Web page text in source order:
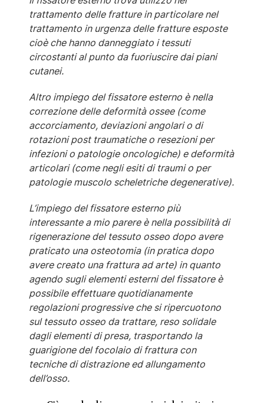
trattamento delle fratture in particolare nel
trattamento in urgenza delle fratture esposte
cioè che hanno danneggiato i tessuti
circostanti al punto da fuoriuscire dai piani
cutanei.
Altro impiego del fissatore esterno è nella
correzione delle deformità ossee (come
accorciamento, deviazioni angolari o di
rotazioni post traumatiche o resezioni per
infezioni o patologie oncologiche) e deformità
articolari (come negli esiti di traumi o per
patologie muscolo scheletriche degenerative).
L’impiego del fissatore esterno più
interessante a mio parere è nella possibilità di
rigenerazione del tessuto osseo dopo avere
praticato una osteotomia (in pratica dopo
avere creato una frattura ad arte) in quanto
agendo sugli elementi esterni del fissatore è
possibile effettuare quotidianamente
regolazioni progressive che si ripercuotono
sul tessuto osseo da trattare, reso solidale
dagli elementi di presa, trasportando la
guarigione del focolaio di frattura con
tecniche di distrazione ed allungamento
dell’osso.